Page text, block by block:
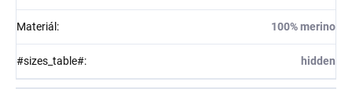
Materiál : 100% merino
#sizes_table#: hidden